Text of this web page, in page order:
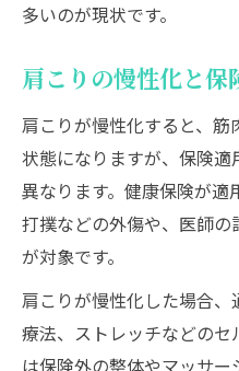
多いのが現状です。
肩こりの慢性化と保
肩こりが慢性化すると、筋
状態になりますが、保険
異なります。健康保険が適
打撲などの外傷や、医師
が対象です。
肩こりが慢性化した場合
療法、ストレッチなどの
は保険外の整体やマッサ